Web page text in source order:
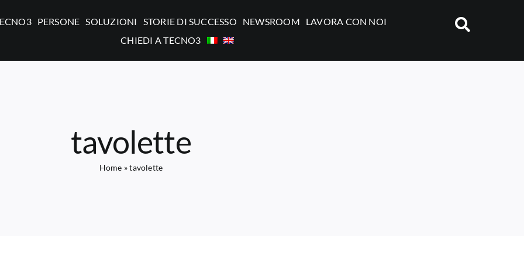
PERSONE SOLUZIONI STORIE DI SUCCESSO NEWSROOM
LAVORA CON NOI
CHIEDI A TECNO3
tavolette
Home »tavolette